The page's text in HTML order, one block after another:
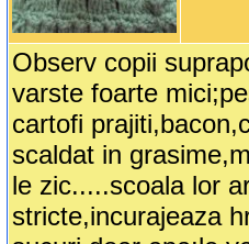
Observ copii
varste foarte
cartofi
scaldat in
le zic.....scoala lor
stricte,incurajeaza